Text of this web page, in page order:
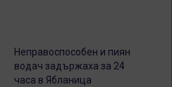
Неправоспособен и пиян
водач задържаха за 24
часа в Ябланица